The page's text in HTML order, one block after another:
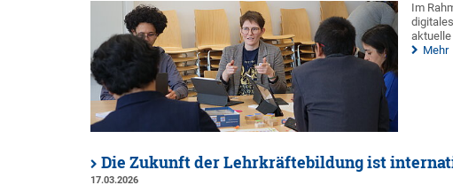
Im
aktuelle
Mehr
Die Zukunft der Lehrkräftebildung ist
17.03.2026